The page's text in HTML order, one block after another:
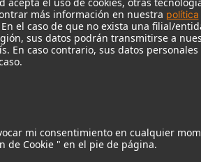
con graves más profundos, mayor